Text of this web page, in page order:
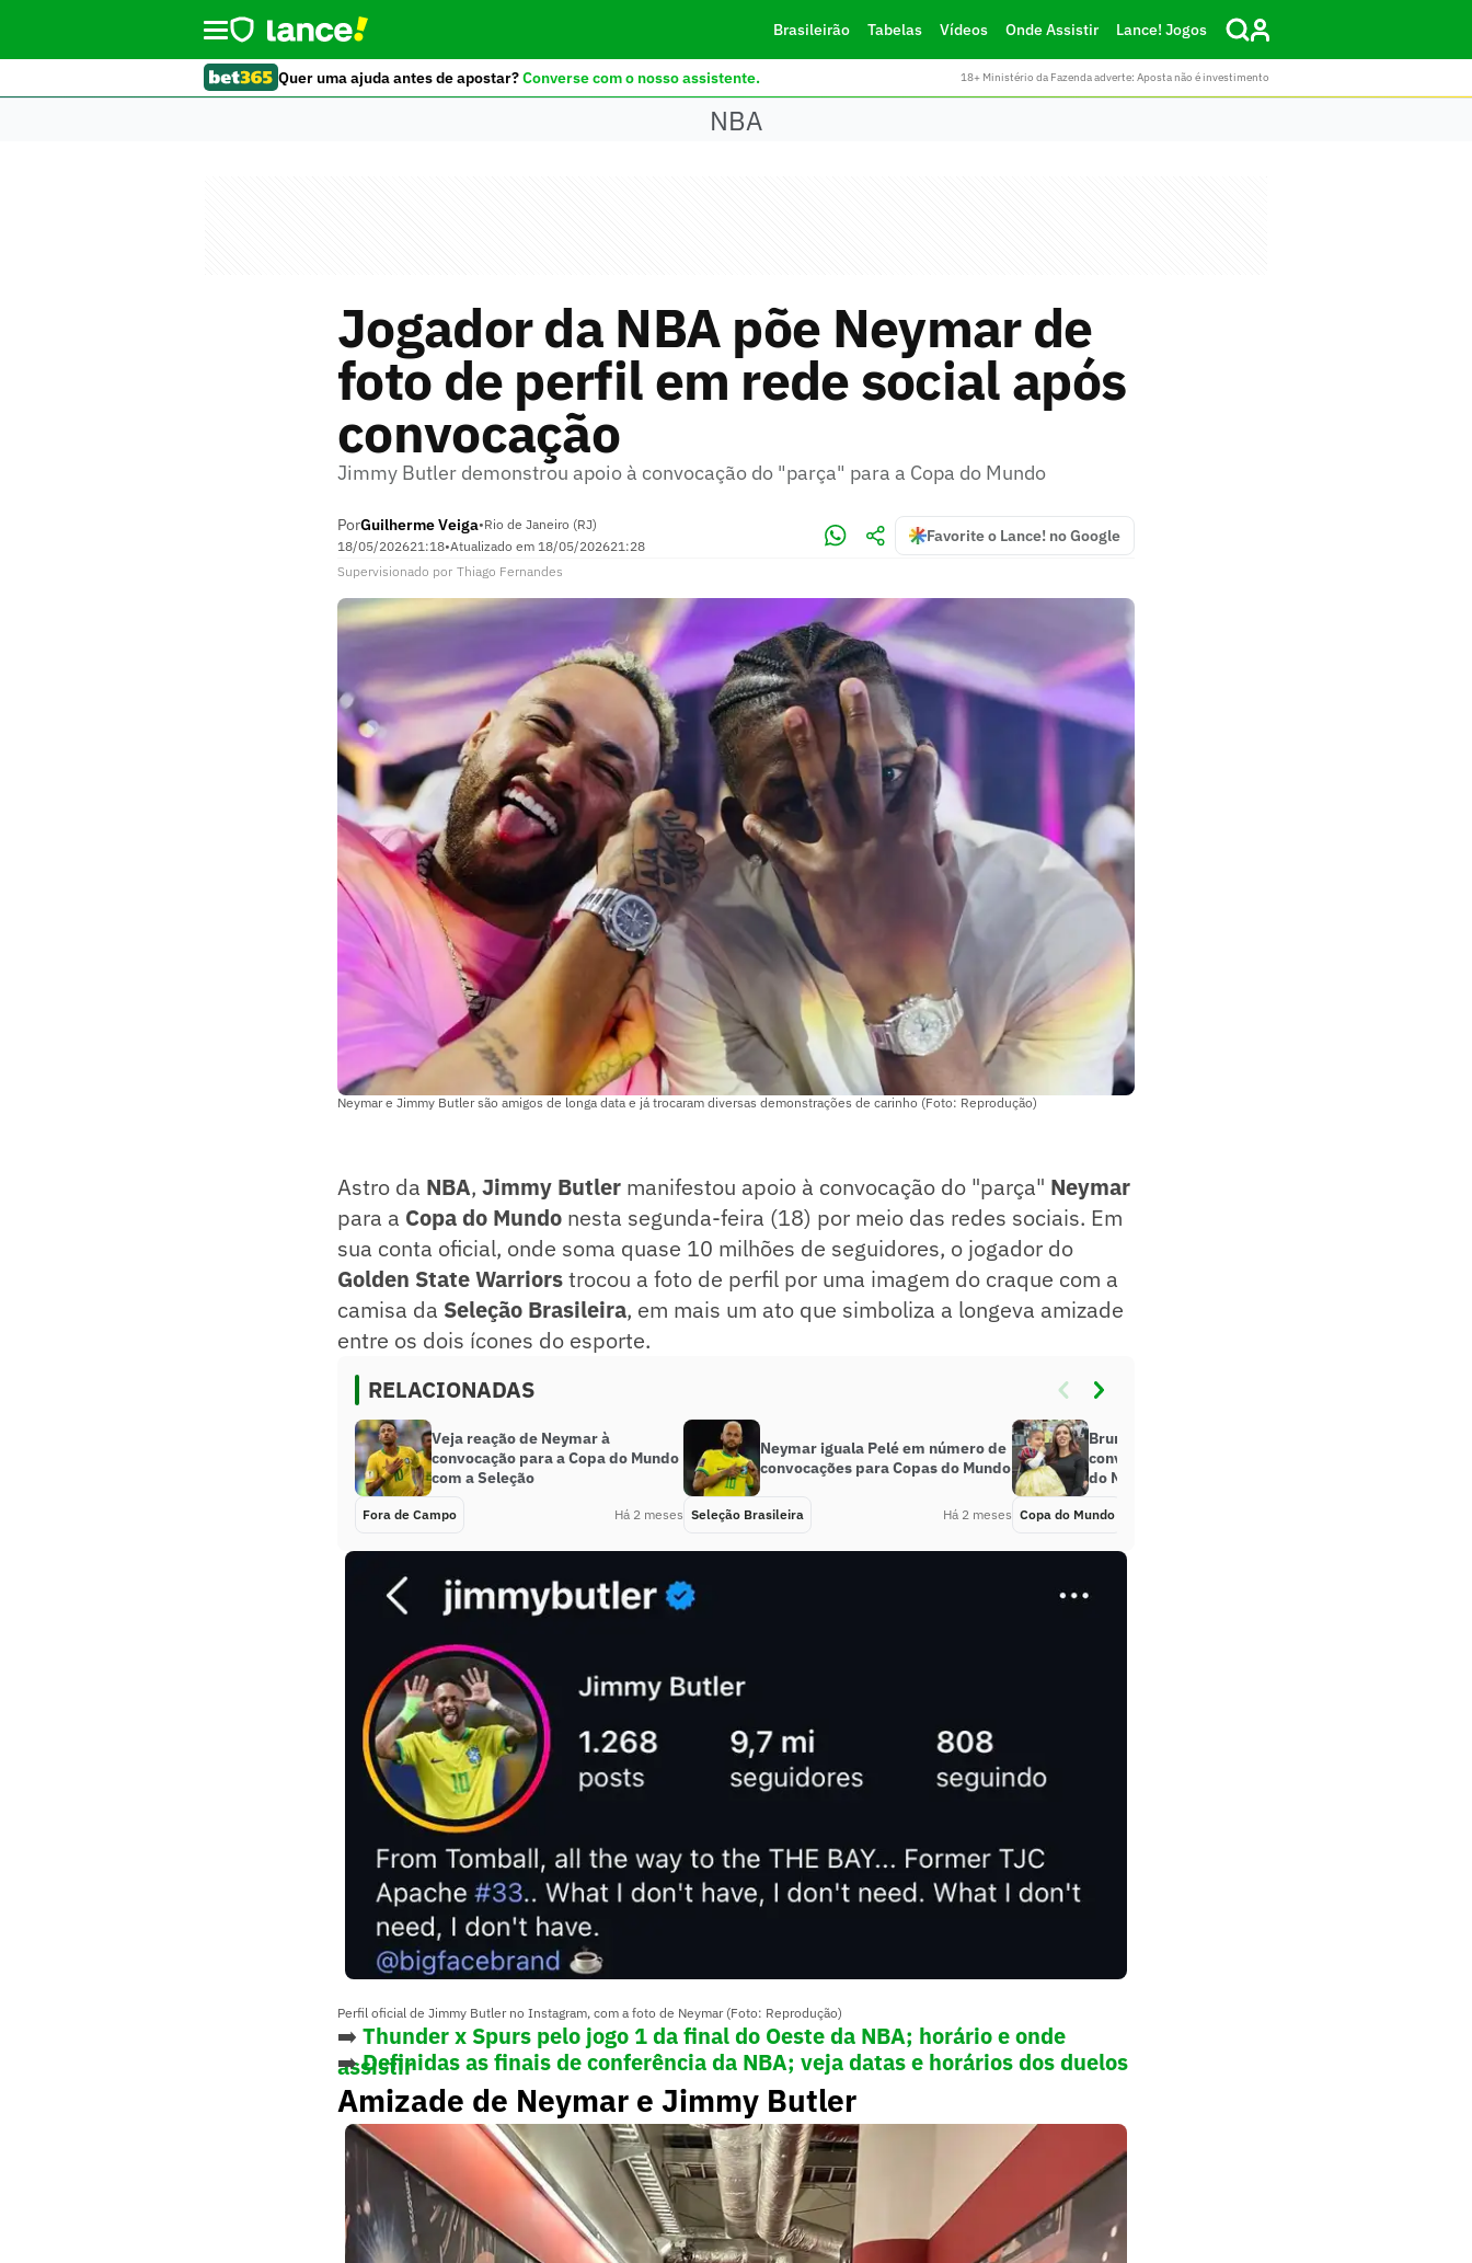
Brasileirão Tabelas Vídeos Onde Assistir Lance! Jogos
Quer uma ajuda antes de apostar?Converse com o nosso assistente. 18+ Ministério da Fazenda adverte: Aposta não é investimento
NBA
Jogador da NBA põe Neymar de
foto de perfil em rede social após
convocação
Jimmy Butler demonstrou apoio à convocação do "parça" para a Copa do Mundo
PorGuilherme Veiga•Rio de Janeiro (RJ)
18/05/202621:18•Atualizado em 18/05/202621:28
Favorite o Lance! no Google
Supervisionado por Thiago Fernandes
Neymar e Jimmy Butler são amigos de longa data e já trocaram diversas demonstrações de carinho (Foto: Reprodução)
Astro da NBA, Jimmy Butler manifestou apoio à convocação do "parça" Neymar
para a Copa do Mundo nesta segunda-feira (18) por meio das redes sociais. Em
sua conta oficial, onde soma quase 10 milhões de seguidores, o jogador do
Golden State Warriorstrocou a foto de perfil por uma imagem do craque com a
camisa da Seleção Brasileira, em mais um ato que simboliza a longeva amizade
entre os dois ícones do esporte.
RELACIONADAS
Veja reação de Neymar à
convocação para a Copa do Mundo
com a Seleção
Fora de Campo Há 2 meses
Neymar iguala Pelé em número de
convocações para Copas do Mundo
Seleção Brasileira Há 2 meses
Bruna Biancardi celebra
convocação de Neymar para Copa
do Mundo ao lado de Mavie
Copa do Mundo
Perfil oficial de Jimmy Butler no Instagram, com a foto de Neymar (Foto: Reprodução)
➡️ Thunder x Spurs pelo jogo 1 da final do Oeste da NBA; horário e onde
assistir
➡️Definidas as finais de conferência da NBA; veja datas e horários dos duelos
Amizade de Neymar e Jimmy Butler